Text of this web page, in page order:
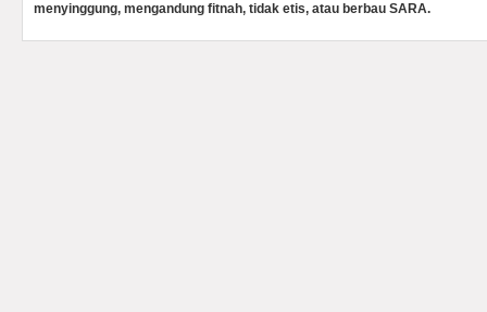
menyinggung, mengandung fitnah, tidak etis, atau berbau SARA.